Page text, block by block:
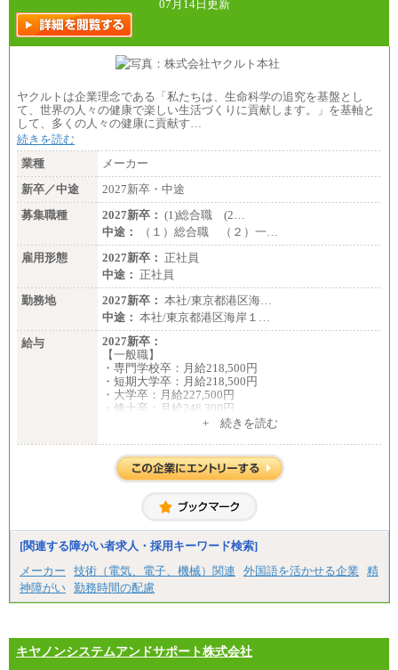
07月14日更新
ヤクルトは企業理念である「私たちは、生命科学の追究を基盤とし
て、世界の人々の健康で楽しい生活づくりに貢献します。」を基軸と
して、多くの人々の健康に貢献す…
続きを読む
業種
メーカー
新卒／中途
2027新卒・中途
募集職種
2027新卒： (1)総合職 (2…
中途：
（１）総合職 （２）一…
雇用形態
2027新卒： 正社員
中途： 正社員
勤務地
2027新卒： 本社/東京都港区海…
中途： 本社/東京都港区海岸１…
給与
2027新卒：
【一般職】
・専門学校卒：月給218,500円
・短期大学卒：月給218,500円
・大学卒：月給227,500円
・修士卒：月給248,300円
・博士卒：月給257,300円
【総合職】
・大学卒：月給253,500円
・修士卒：月給261,500円
※2025年度実績
※試用期間3か月中も給与に変更はございません
中途：
全職種共通
最低月給200,000円以上
※試用期間中も給与に変更はございません
+ 続きを読む
[関連する障がい者求人・採用キーワード検索]
メーカー
技術（電気、電子、機械）関連 外国語を活かせる企業
精
神障がい 勤務時間の配慮
キヤノンシステムアンドサポート株式会社